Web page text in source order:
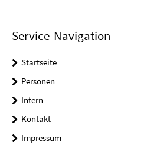
Service-Navigation
Startseite
Personen
Intern
Kontakt
Impressum